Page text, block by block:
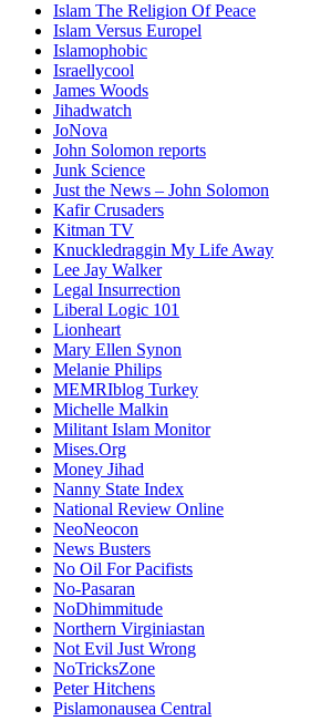
Islam The Religion Of Peace
Islam Versus Europel
Islamophobic
Israellycool
James Woods
Jihadwatch
JoNova
John Solomon reports
Junk Science
Just the News – John Solomon
Kafir Crusaders
Kitman TV
Knuckledraggin My Life Away
Lee Jay Walker
Legal Insurrection
Liberal Logic 101
Lionheart
Mary Ellen Synon
Melanie Philips
MEMRIblog Turkey
Michelle Malkin
Militant Islam Monitor
Mises.Org
Money Jihad
Nanny State Index
National Review Online
NeoNeocon
News Busters
No Oil For Pacifists
No-Pasaran
NoDhimmitude
Northern Virginiastan
Not Evil Just Wrong
NoTricksZone
Peter Hitchens
Pislamonausea Central